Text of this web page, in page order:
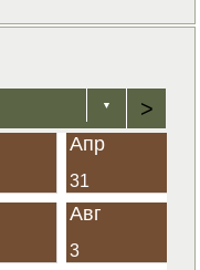
▼ >
Апр
31
Авг
3